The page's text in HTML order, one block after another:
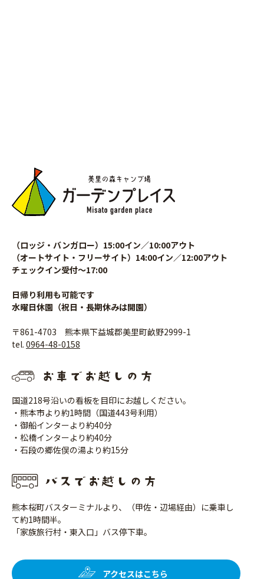
（ロッジ・バンガロー）15:00イン／10:00アウト
（オートサイト・フリーサイト）14:00イン／12:00アウト
チェックイン受付〜17:00
日帰り利用も可能です
水曜日休園（祝日・長期休みは開園）
〒861-4703 熊本県下益城郡美里町畝野2999-1
tel. 0964-48-0158
国道218号沿いの看板を目印にお越しください。
・熊本市より約1時間（国道443号利用）
・御船インターより約40分
・松橋インターより約40分
・石段の郷佐俣の湯より約15分
熊本桜町バスターミナルより、（甲佐・辺場経由）に乗車し
て約1時間半。
「家族旅行村・東入口」バス停下車。
アクセスはこちら